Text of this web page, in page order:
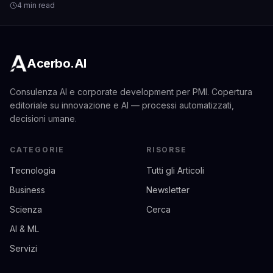
4 min read
Acerbo.AI
Consulenza AI e corporate development per PMI. Copertura
editoriale su innovazione e AI — processi automatizzati,
decisioni umane.
CATEGORIE
Tecnologia
Business
Scienza
AI & ML
Servizi
RISORSE
Tutti gli Articoli
Newsletter
Cerca